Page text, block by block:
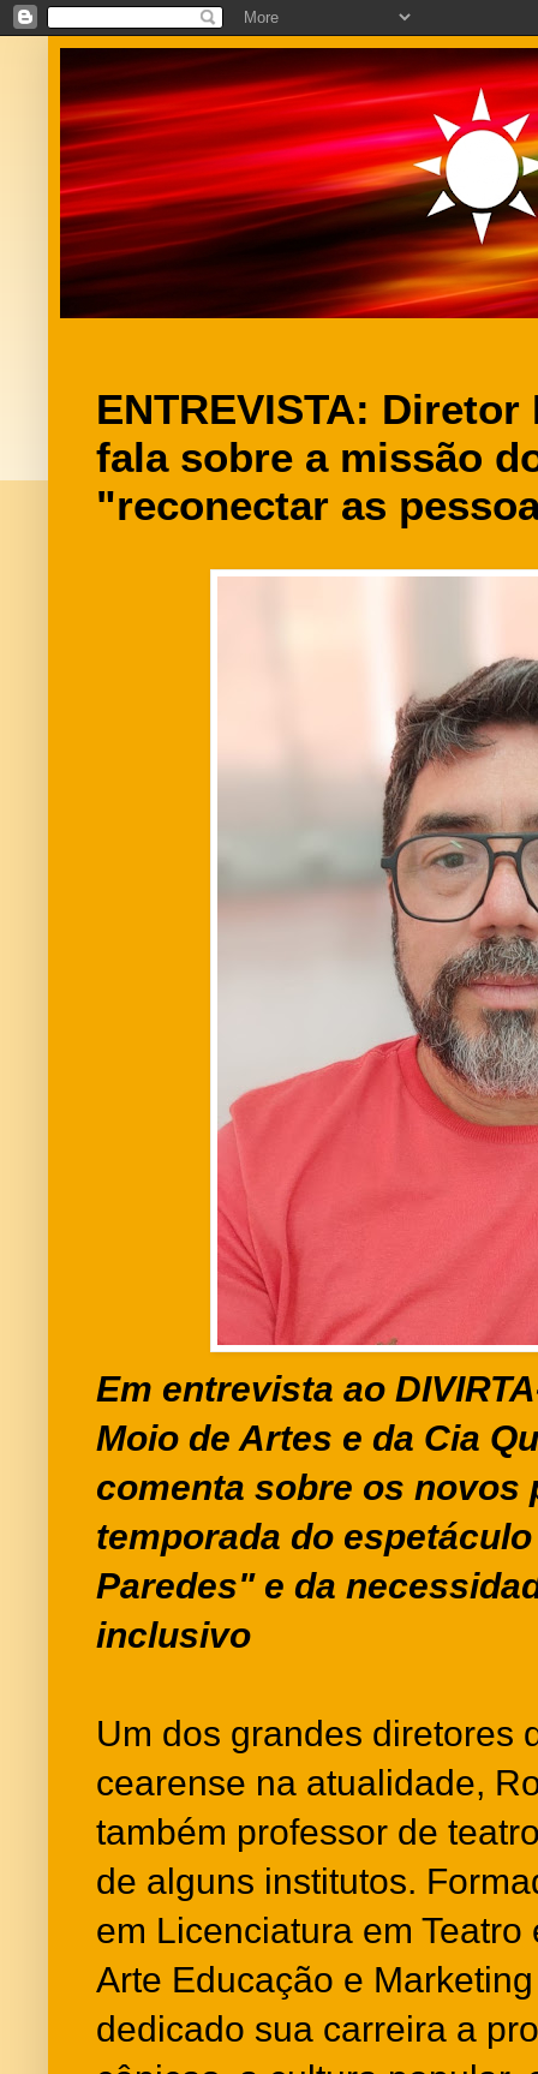
ENTREVISTA:
fala sobre a missão
"reconectar as
Em entrevista ao
Moio de Artes e da Cia
comenta sobre os novos
temporada do
Paredes" e da
inclusivo
Um dos grandes diretores
cearense na atualidade,
também professor de
de alguns institutos.
em Licenciatura em
Arte Educação e
dedicado sua carreira a